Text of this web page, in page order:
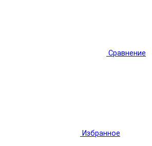
Сравнение
Избранное